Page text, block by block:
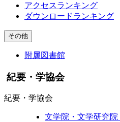
アクセスランキング
ダウンロードランキング
その他
附属図書館
紀要・学協会
紀要・学協会
文学院・文学研究院